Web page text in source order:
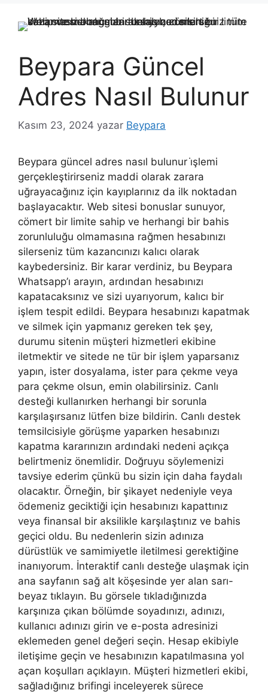
Beypara Güncel
Adres Nasıl Bulunur
Kasım 23, 2024 yazar Beypara
Beypara güncel adres nasıl bulunur i̇şlemi
gerçekleştirirseniz maddi olarak zarara
uğrayacağınız için kayıplarınız da ilk noktadan
başlayacaktır. Web sitesi bonuslar sunuyor,
cömert bir limite sahip ve herhangi bir bahis
zorunluluğu olmamasına rağmen hesabınızı
silerseniz tüm kazancınızı kalıcı olarak
kaybedersiniz. Bir karar verdiniz, bu Beypara
Whatsapp’ı arayın, ardından hesabınızı
kapatacaksınız ve sizi uyarıyorum, kalıcı bir
işlem tespit edildi. Beypara hesabınızı kapatmak
ve silmek için yapmanız gereken tek şey,
durumu sitenin müşteri hizmetleri ekibine
iletmektir ve sitede ne tür bir işlem yaparsanız
yapın, ister dosyalama, ister para çekme veya
para çekme olsun, emin olabilirsiniz. Canlı
desteği kullanırken herhangi bir sorunla
karşılaşırsanız lütfen bize bildirin. Canlı destek
temsilcisiyle görüşme yaparken hesabınızı
kapatma kararınızın ardındaki nedeni açıkça
belirtmeniz önemlidir. Doğruyu söylemenizi
tavsiye ederim çünkü bu sizin için daha faydalı
olacaktır. Örneğin, bir şikayet nedeniyle veya
ödemeniz geciktiği için hesabınızı kapattınız
veya finansal bir aksilikle karşılaştınız ve bahis
geçici oldu. Bu nedenlerin sizin adınıza
dürüstlük ve samimiyetle iletilmesi gerektiğine
inanıyorum. İnteraktif canlı desteğe ulaşmak için
ana sayfanın sağ alt köşesinde yer alan sarı-
beyaz tıklayın. Bu görsele tıkladığınızda
karşınıza çıkan bölümde soyadınızı, adınızı,
kullanıcı adınızı girin ve e-posta adresinizi
eklemeden genel değeri seçin. Hesap ekibiyle
iletişime geçin ve hesabınızın kapatılmasına yol
açan koşulları açıklayın. Müşteri hizmetleri ekibi,
sağladığınız brifingi inceleyerek sürece